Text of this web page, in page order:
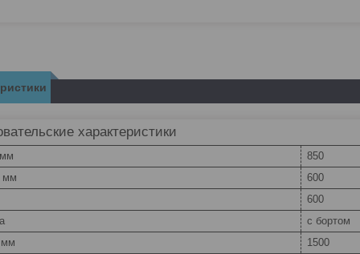
характеристики
850
мм
600
600
с бортом
1500